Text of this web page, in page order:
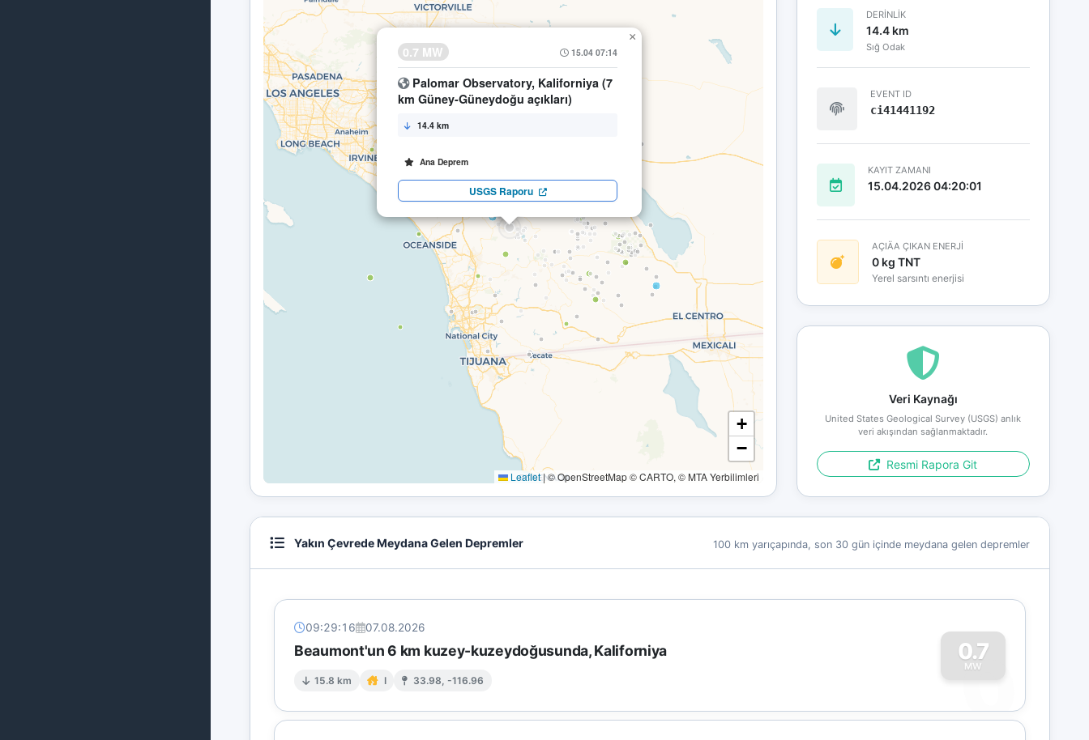
0.7 MW 15.04 07:14
Palomar Observatory, Kaliforniya (7
km Güney-Güneydoğu açıkları)
14.4 km
Ana Deprem
USGS Raporu
×
+
−
Leaflet|© OpenStreetMap © CARTO, © MTA Yerbilimleri
DERINLIK
14.4 km
Sığ Odak
EVENT ID
ci41441192
KAYIT ZAMANI
15.04.2026 04:20:01
AÇIÄA ÇIKAN ENERJİ
0 kg TNT
Yerel sarsıntı enerjisi
Veri Kaynağı
United States Geological Survey (USGS) anlık
veri akışından sağlanmaktadır.
Resmi Rapora Git
Yakın Çevrede Meydana Gelen Depremler 100 km yarıçapında, son 30 gün içinde meydana gelen depremler
09:29:16 07.08.2026
Beaumont'un 6 km kuzey-kuzeydoğusunda, Kaliforniya
15.8 km I 33.98, -116.96
0.7
MW
0